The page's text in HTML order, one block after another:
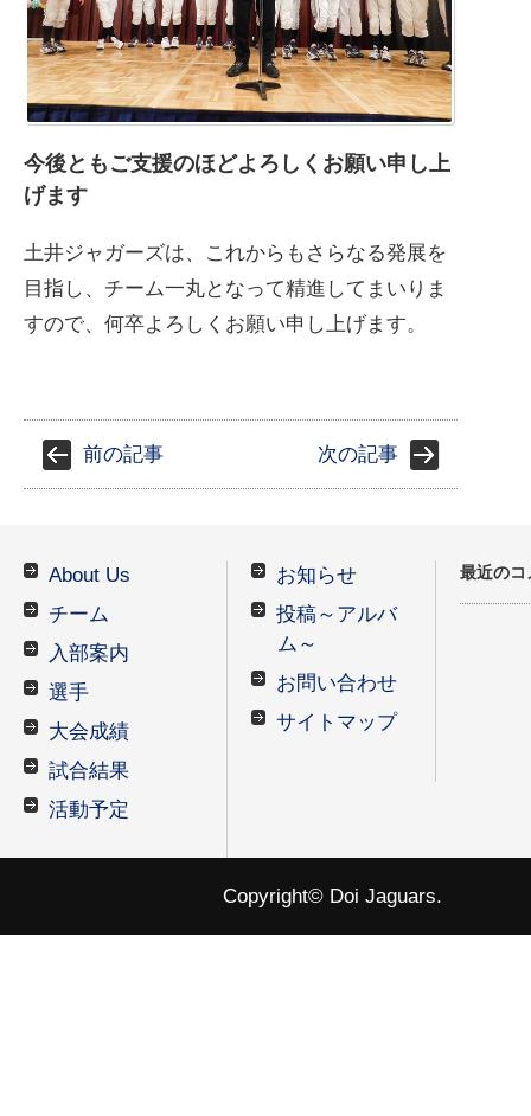
今後ともご支援のほどよろしくお願い申し上
げます
土井ジャガーズは、これからもさらなる発展を
目指し、チーム一丸となって精進してまいりま
すので、何卒よろしくお願い申し上げます。
前の記事 次の記事
About Us
チーム
入部案内
選手
大会成績
試合結果
活動予定
お知らせ
投稿～アルバ
ム～
お問い合わせ
サイトマップ
最近のコ
Copyright© Doi Jaguars.